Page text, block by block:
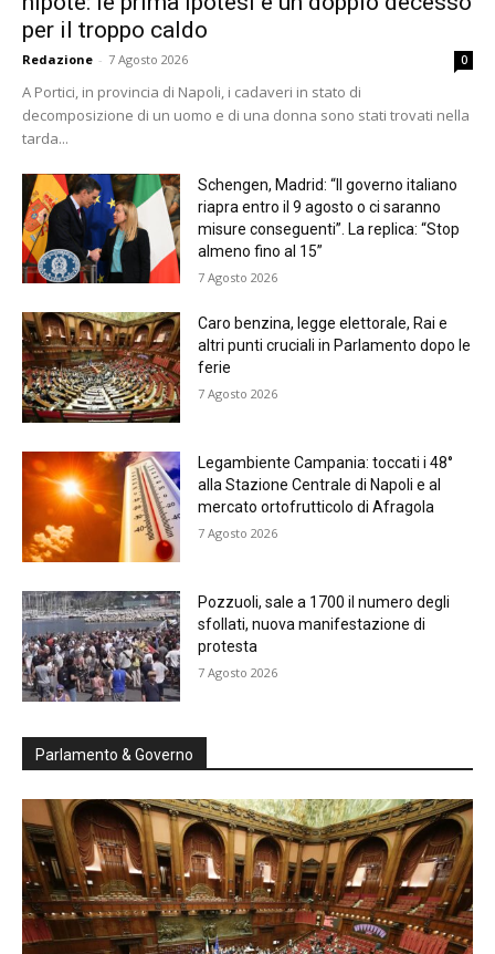
per il troppo caldo
Redazione - 7 Agosto 2026 0
A Portici, in provincia di Napoli, i cadaveri in stato di
decomposizione di un uomo e di una donna sono stati trovati nella
tarda...
Schengen, Madrid: “Il governo italiano
riapra entro il 9 agosto o ci saranno
misure conseguenti”. La replica: “Stop
almeno fino al 15”
7 Agosto 2026
Caro benzina, legge elettorale, Rai e
altri punti cruciali in Parlamento dopo le
ferie
7 Agosto 2026
Legambiente Campania: toccati i 48°
alla Stazione Centrale di Napoli e al
mercato ortofrutticolo di Afragola
7 Agosto 2026
Pozzuoli, sale a 1700 il numero degli
sfollati, nuova manifestazione di
protesta
7 Agosto 2026
Parlamento & Governo